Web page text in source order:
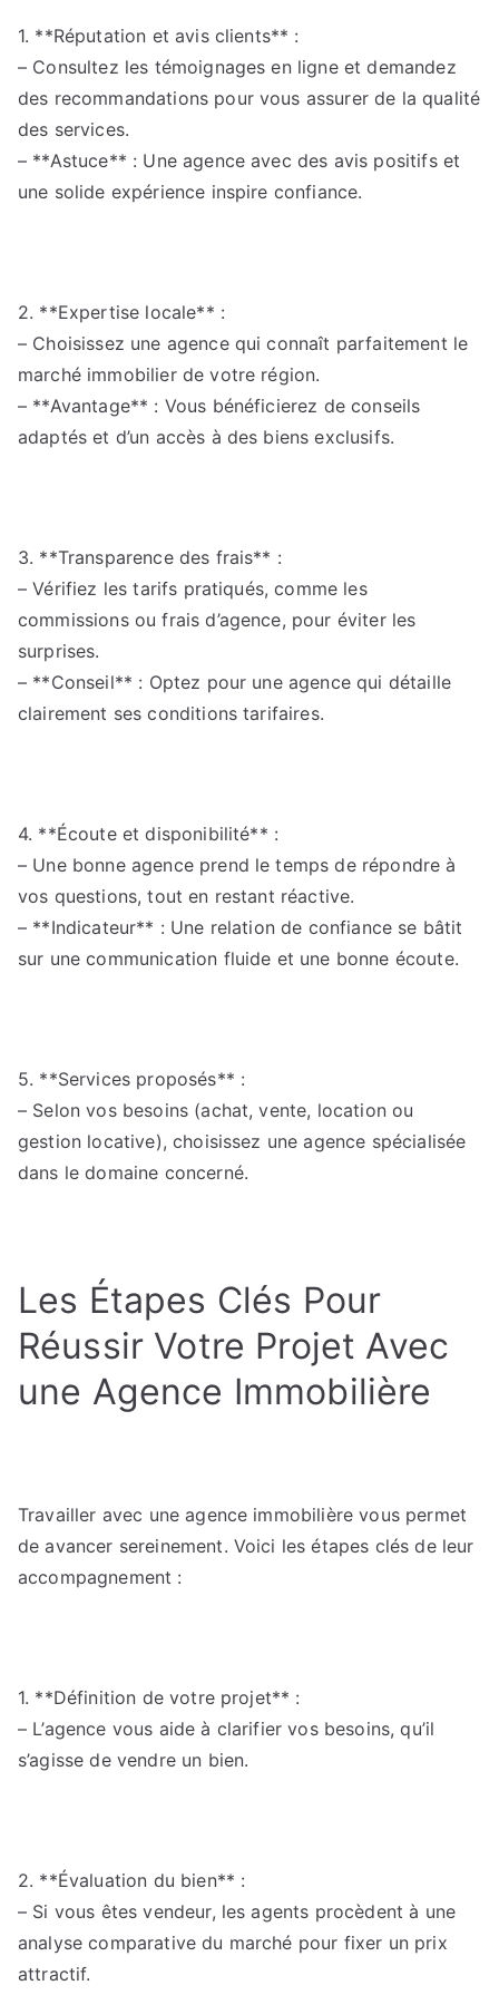
1. **Réputation et avis clients** :
– Consultez les témoignages en ligne et demandez
des recommandations pour vous assurer de la qualité
des services.
– **Astuce** : Une agence avec des avis positifs et
une solide expérience inspire confiance.
2. **Expertise locale** :
– Choisissez une agence qui connaît parfaitement le
marché immobilier de votre région.
– **Avantage** : Vous bénéficierez de conseils
adaptés et d’un accès à des biens exclusifs.
3. **Transparence des frais** :
– Vérifiez les tarifs pratiqués, comme les
commissions ou frais d’agence, pour éviter les
surprises.
– **Conseil** : Optez pour une agence qui détaille
clairement ses conditions tarifaires.
4. **Écoute et disponibilité** :
– Une bonne agence prend le temps de répondre à
vos questions, tout en restant réactive.
– **Indicateur** : Une relation de confiance se bâtit
sur une communication fluide et une bonne écoute.
5. **Services proposés** :
– Selon vos besoins (achat, vente, location ou
gestion locative), choisissez une agence spécialisée
dans le domaine concerné.
Les Étapes Clés Pour
Réussir Votre Projet Avec
une Agence Immobilière
Travailler avec une agence immobilière vous permet
de avancer sereinement. Voici les étapes clés de leur
accompagnement :
1. **Définition de votre projet** :
– L’agence vous aide à clarifier vos besoins, qu’il
s’agisse de vendre un bien.
2. **Évaluation du bien** :
– Si vous êtes vendeur, les agents procèdent à une
analyse comparative du marché pour fixer un prix
attractif.